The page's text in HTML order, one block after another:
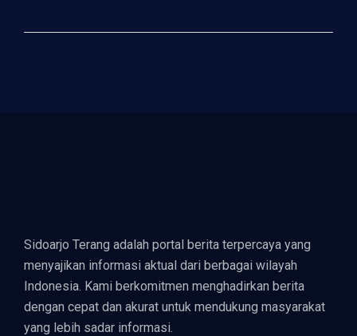
Sidoarjo Terang adalah portal berita terpercaya yang
menyajikan informasi aktual dari berbagai wilayah
Indonesia. Kami berkomitmen menghadirkan berita
dengan cepat dan akurat untuk mendukung masyarakat
yang lebih sadar informasi.